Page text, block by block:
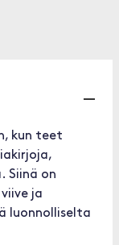
kun teet
Siinä on
ja
luonnolliselta